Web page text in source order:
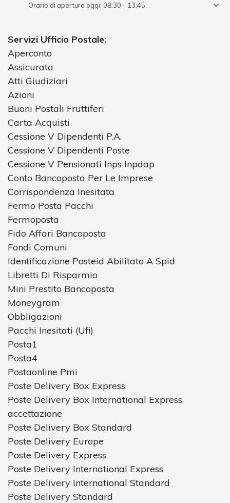
Orario di apertura oggi: 08:30 - 13:45
Servizi Ufficio Postale:
Aperconto
Assicurata
Atti Giudiziari
Azioni
Buoni Postali Fruttiferi
Carta Acquisti
Cessione V Dipendenti P.A.
Cessione V Dipendenti Poste
Cessione V Pensionati Inps Inpdap
Conto Bancoposta Per Le Imprese
Corrispondenza Inesitata
Fermo Posta Pacchi
Fermoposta
Fido Affari Bancoposta
Fondi Comuni
Identificazione Posteid Abilitato A Spid
Libretti Di Risparmio
Mini Prestito Bancoposta
Moneygram
Obbligazioni
Pacchi Inesitati (Ufi)
Posta1
Posta4
Postaonline Pmi
Poste Delivery Box Express
Poste Delivery Box International Express
accettazione
Poste Delivery Box Standard
Poste Delivery Europe
Poste Delivery Express
Poste Delivery International Express
Poste Delivery International Standard
Poste Delivery Standard